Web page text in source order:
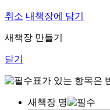
취소 내책장에 담기
새책장 만들기
닫기
표가 있는 항목은
새책장 명